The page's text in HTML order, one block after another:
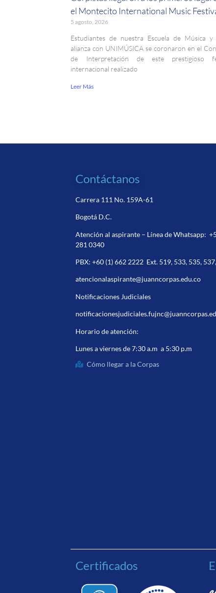
el Montecito International Music
5 agosto, 2026
Estudiantes de nuestra Escuela de Música
alianza con UNIMÚSICA se coronaron en el
de Interpretación de este prestigioso
internacional realizado
Leer Más
Contáctanos
Carrera 111 No. 159A-61
Bogotá D.C.
Atención al aspirante – Línea de Whatsapp:
281 0340
PBX:+60 (1) 662 2222 Ext. 519, 533, 535,
atencionalaspirante@juanncorpas.edu.co
Notificaciones Judiciales
Horario de atención:
Lunes a viernes de 7:30 a.m a 5:30 p.m
Cómo llegar a la Corpas
Certificados